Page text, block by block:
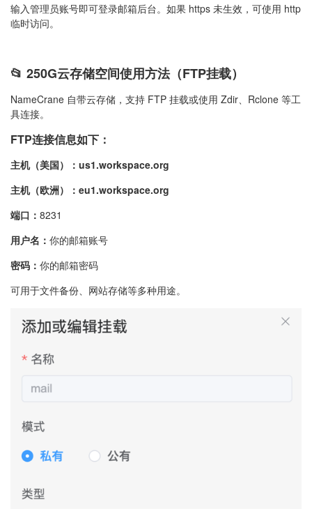
输入管理员账号即可登录邮箱后台。如果 https 未生效，可使用 http
临时访问。
📂 250G云存储空间使用方法（FTP挂载）
NameCrane 自带云存储，支持 FTP 挂载或使用 Zdir、Rclone 等工
具连接。
FTP连接信息如下：
主机（美国）：us1.workspace.org
主机（欧洲）：eu1.workspace.org
端口： 8231
用户名： 你的邮箱账号
密码： 你的邮箱密码
可用于文件备份、网站存储等多种用途。